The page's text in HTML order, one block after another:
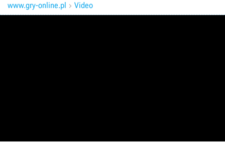
www.gry-online.pl  Video